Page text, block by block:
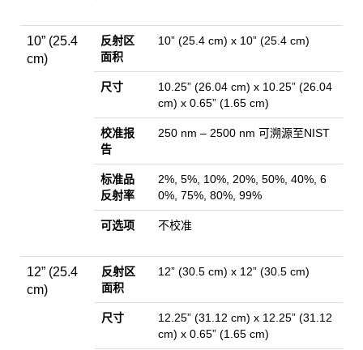
10” (25.4
cm)
反射区
面积
10” (25.4 cm) x 10” (25.4 cm)
尺寸
10.25” (26.04 cm) x 10.25” (26.04
cm) x 0.65” (1.65 cm)
校准报
告
250 nm – 2500 nm 可溯源至NIST
标准品
反射率
2%, 5%, 10%, 20%, 50%, 40%, 6
0%, 75%, 80%, 99%
可选项 不校准
12” (25.4
cm)
反射区
面积
12” (30.5 cm) x 12” (30.5 cm)
尺寸
12.25” (31.12 cm) x 12.25” (31.12
cm) x 0.65” (1.65 cm)